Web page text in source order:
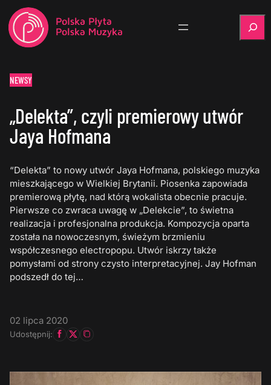
NEWSY
„Delekta”, czyli premierowy utwór
Jaya Hofmana
“Delekta” to nowy utwór Jaya Hofmana, polskiego muzyka
mieszkającego w Wielkiej Brytanii. Piosenka zapowiada
premierową płytę, nad którą wokalista obecnie pracuje.
Pierwsze co zwraca uwagę w „Delekcie”, to świetna
realizacja i profesjonalna produkcja. Kompozycja oparta
została na nowoczesnym, świeżym brzmieniu
współczesnego electropopu. Utwór iskrzy także
pomysłami od strony czysto interpretacyjnej. Jay Hofman
podszedł do tej…
02 lipca 2020
Udostępnij: